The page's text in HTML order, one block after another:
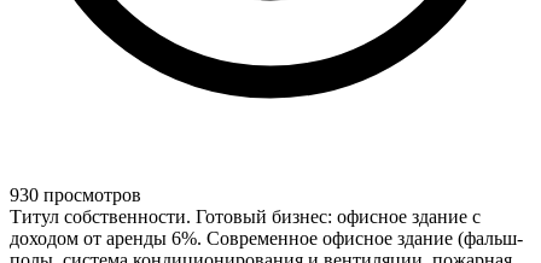
930 просмотров
Титул собственности. Готовый бизнес: офисное здание с
доходом от аренды 6%. Современное офисное здание (фальш-